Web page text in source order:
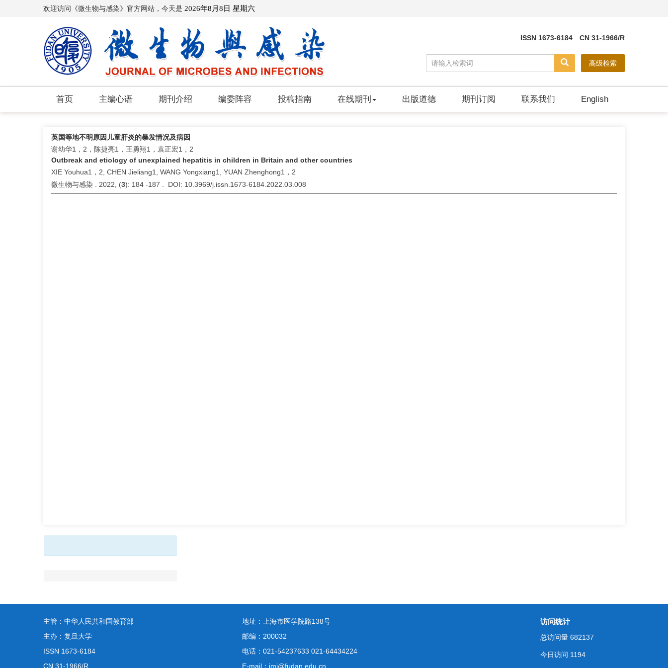
欢迎访问《微生物与感染》官方网站，今天是 2026年8月8日 星期六
ISSN 1673-6184 CN 31-1966/R
高级检索
首页 主编心语 期刊介绍 编委阵容 投稿指南 在线期刊 出版道德 期刊订阅 联系我们 English
英国等地不明原因儿童肝炎的暴发情况及病因
谢幼华1，2，陈捷亮1，王勇翔1，袁正宏1，2
Outbreak and etiology of unexplained hepatitis in children in Britain and other countries
XIE Youhua1，2, CHEN Jieliang1, WANG Yongxiang1, YUAN Zhenghong1，2
微生物与感染 . 2022, (3): 184 -187 . DOI: 10.3969/j.issn.1673-6184.2022.03.008
主管：中华人民共和国教育部
主办：复旦大学
ISSN 1673-6184
CN 31-1966/R
地址：上海市医学院路138号
邮编：200032
电话：021-54237633 021-64434224
E-mail：jmi@fudan.edu.cn
访问统计
总访问量 682137
今日访问 1194